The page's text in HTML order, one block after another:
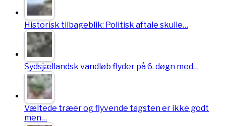
Historisk tilbageblik: Politisk aftale skulle…
Sydsjællandsk vandløb flyder på 6. døgn med…
Væltede træer og flyvende tagsten er ikke godt
men…